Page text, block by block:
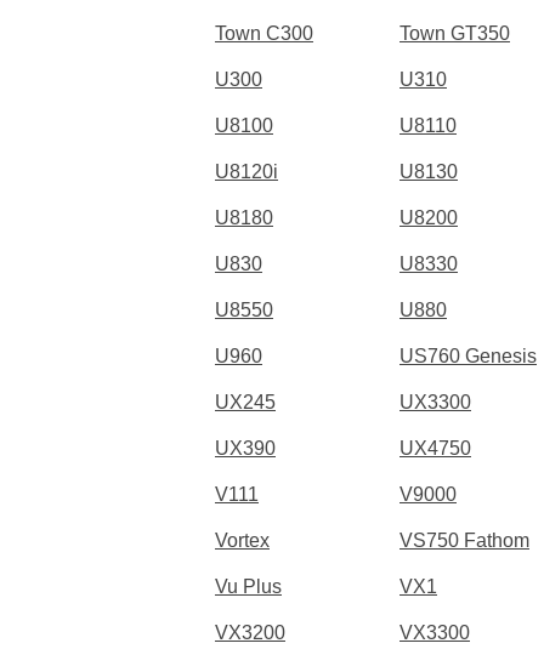
Town C300 Town GT350
U300 U310
U8100 U8110
U8120i U8130
U8180 U8200
U830 U8330
U8550 U880
U960 US760 Genesis
UX245 UX3300
UX390 UX4750
V111 V9000
Vortex VS750 Fathom
Vu Plus VX1
VX3200 VX3300